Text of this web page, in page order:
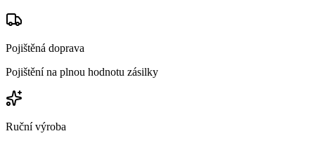
Pojištěná doprava
Pojištění na plnou hodnotu zásilky
Ruční výroba